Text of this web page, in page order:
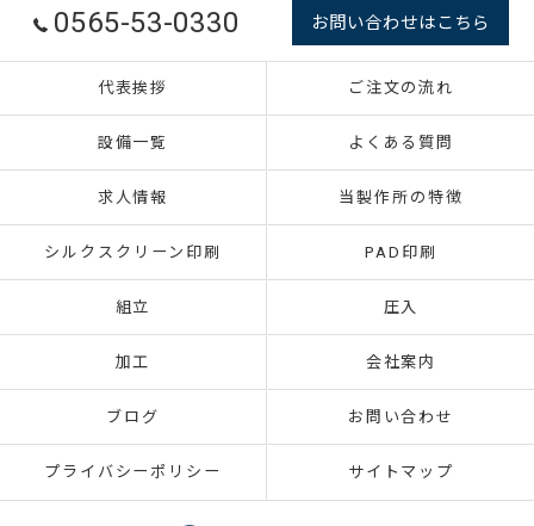
0565-53-0330 お問い合わせはこちら
代表挨拶 ご注文の流れ
設備一覧 よくある質問
求人情報 当製作所の特徴
シルクスクリーン印刷 PAD印刷
組立 圧入
加工 会社案内
ブログ お問い合わせ
プライバシーポリシー サイトマップ